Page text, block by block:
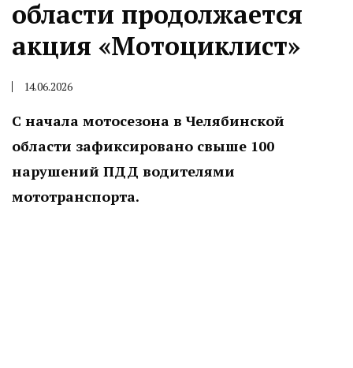
области продолжается
акция «Мотоциклист»
14.06.2026
С начала мотосезона в Челябинской
области зафиксировано свыше 100
нарушений ПДД водителями
мототранспорта.